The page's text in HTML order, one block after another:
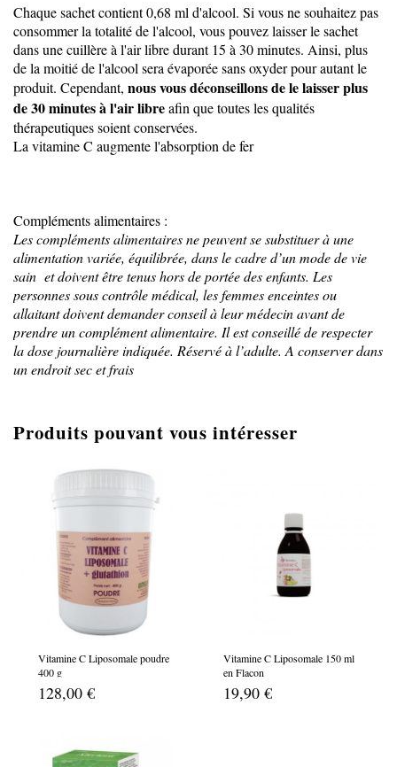
Chaque sachet contient 0,68 ml d'alcool. Si vous ne souhaitez pas
consommer la totalité de l'alcool, vous pouvez laisser le sachet
dans une cuillère à l'air libre durant 15 à 30 minutes. Ainsi, plus
de la moitié de l'alcool sera évaporée sans oxyder pour autant le
produit. Cependant, nous vous déconseillons de le laisser plus
de 30 minutes à l'air libreafin que toutes les qualités
thérapeutiques soient conservées.
La vitamine C augmente l'absorption de fer
Compléments alimentaires :
Les compléments alimentaires ne peuvent se substituer à une
alimentation variée, équilibrée, dans le cadre d’un mode de vie
sain et doivent être tenus hors de portée des enfants. Les
personnes sous contrôle médical, les femmes enceintes ou
allaitant doivent demander conseil à leur médecin avant de
prendre un complément alimentaire. Il est conseillé de respecter
la dose journalière indiquée. Réservé à l’adulte. A conserver dans
un endroit sec et frais
Produits pouvant vous intéresser
Vitamine C Liposomale poudre
400 g
128,00 €
Vitamine C Liposomale 150 ml
en Flacon
19,90 €